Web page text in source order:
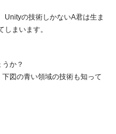
Unityの技術しかないA君は生ま
まいます。
か？
図の青い領域の技術も知って